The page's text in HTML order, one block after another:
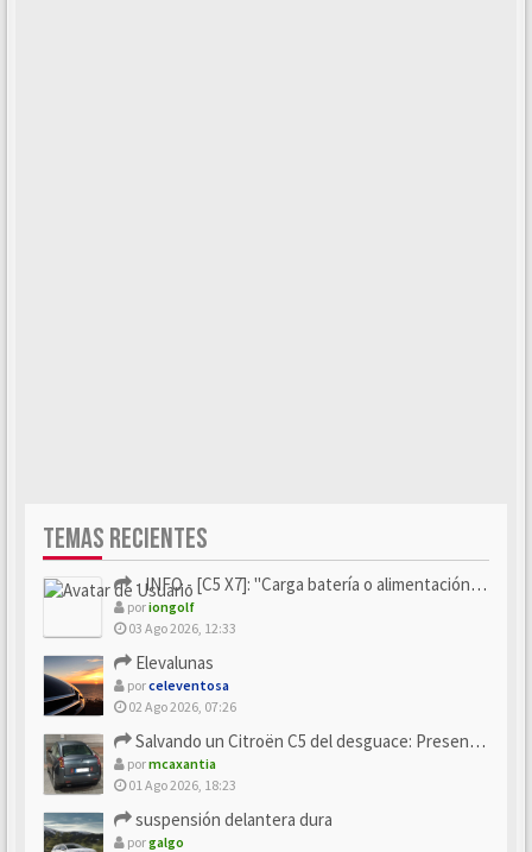
TEMAS RECIENTES
- INFO - [C5 X7]: "Carga batería o alimentación eléctri...
poriongolf
03 Ago 2026, 12:33
Elevalunas
porceleventosa
02 Ago 2026, 07:26
Salvando un Citroën C5 del desguace: Presentación y seguimiento
pormcaxantia
01 Ago 2026, 18:23
suspensión delantera dura
porgalgo